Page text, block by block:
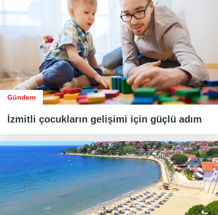
Gündem
İzmitli çocukların gelişimi için güçlü adım